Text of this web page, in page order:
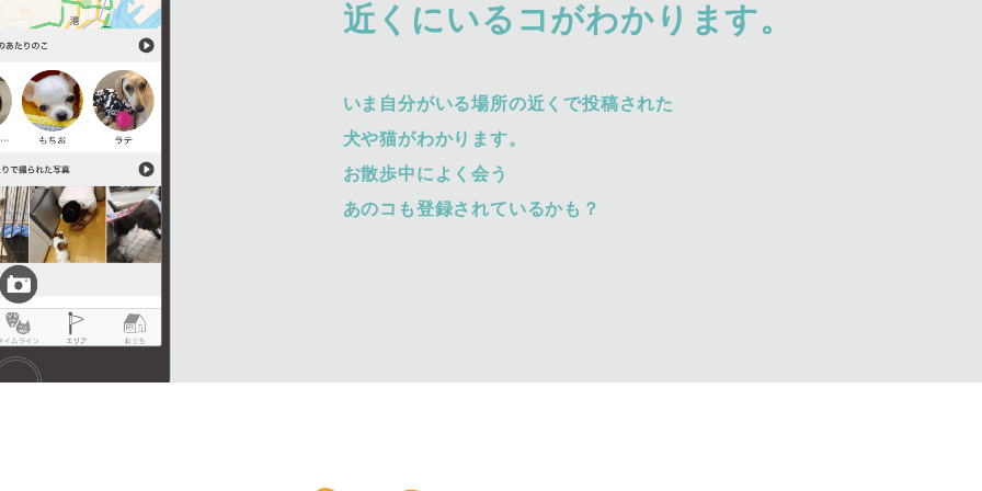
近くにいるコがわかります。
いま自分がいる場所の近くで投稿された
犬や猫がわかります。
お散歩中によく会う
あのコも登録されているかも？